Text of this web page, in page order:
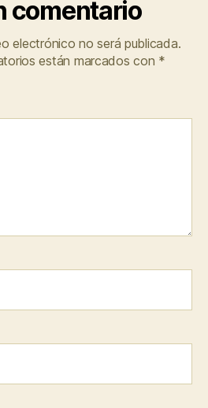
comentario
electrónico no será publicada.
están marcados con *